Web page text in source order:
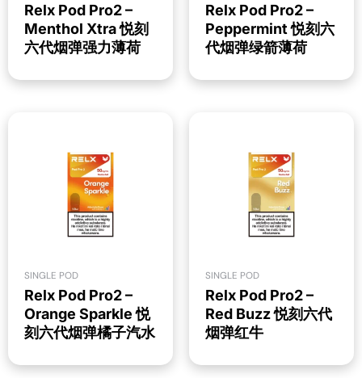
Relx Pod Pro2 –
Menthol Xtra 悦刻
六代烟弹强力薄荷
Relx Pod Pro2 –
Peppermint 悦刻六
代烟弹绿箭薄荷
SINGLE POD
Relx Pod Pro2 –
Orange Sparkle 悦
刻六代烟弹橘子汽水
SINGLE POD
Relx Pod Pro2 –
Red Buzz 悦刻六代
烟弹红牛